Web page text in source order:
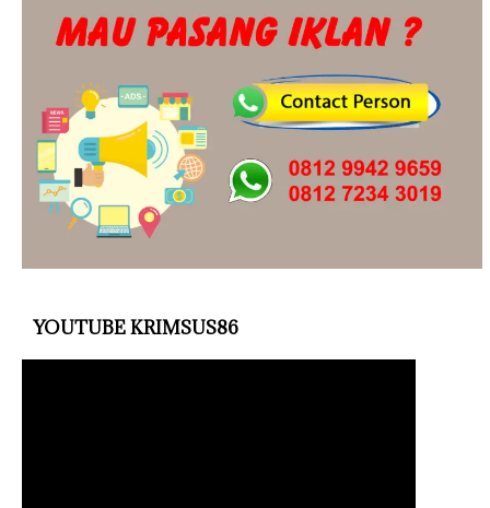
YOUTUBE KRIMSUS86